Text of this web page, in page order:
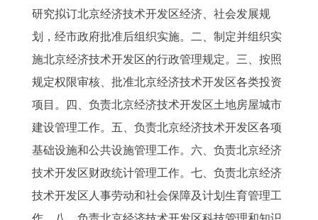
研究拟订北京经济技术开发区经济、社会发展规
划，经市政府批准后组织实施。二、制定并组织实
施北京经济技术开发区的行政管理规定。三、按照
规定权限审核、批准北京经济技术开发区各类投资
项目。四、负责北京经济技术开发区土地房屋城市
建设管理工作。五、负责北京经济技术开发区各项
基础设施和公共设施管理工作。六、负责北京经济
技术开发区财政统计管理工作。七、负责北京经济
技术开发区人事劳动和社会保障及计划生育管理工